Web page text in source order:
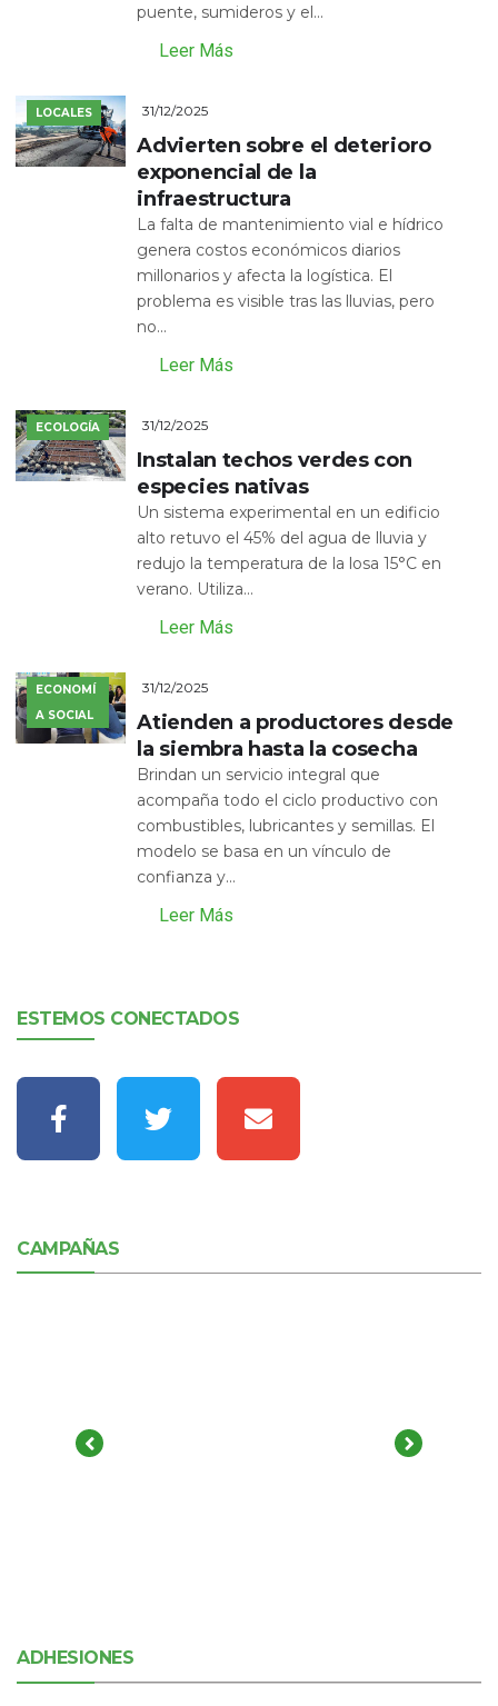
puente, sumideros y el...
Leer Más
LOCALES 31/12/2025
Advierten sobre el deterioro
exponencial de la
infraestructura
La falta de mantenimiento vial e hídrico
genera costos económicos diarios
millonarios y afecta la logística. El
problema es visible tras las lluvias, pero
no...
Leer Más
ECOLOGÍA 31/12/2025
Instalan techos verdes con
especies nativas
Un sistema experimental en un edificio
alto retuvo el 45% del agua de lluvia y
redujo la temperatura de la losa 15°C en
verano. Utiliza...
Leer Más
ECONOMÍ
A SOCIAL
31/12/2025
Atienden a productores desde
la siembra hasta la cosecha
Brindan un servicio integral que
acompaña todo el ciclo productivo con
combustibles, lubricantes y semillas. El
modelo se basa en un vínculo de
confianza y...
Leer Más
ESTEMOS CONECTADOS
CAMPAÑAS
ADHESIONES